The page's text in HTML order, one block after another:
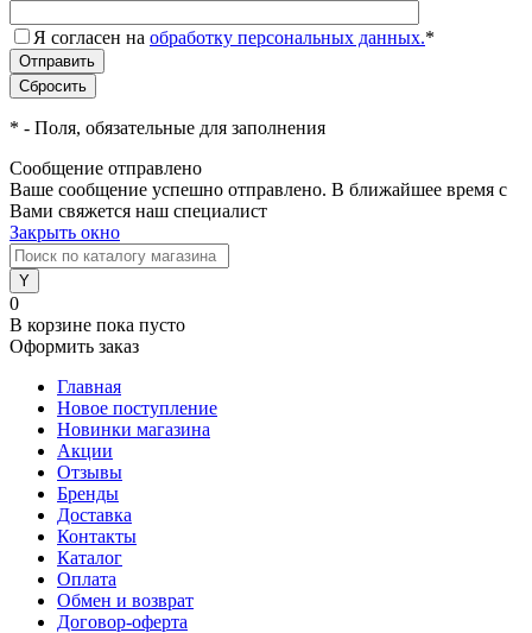
Я согласен на обработку персональных данных.*
* - Поля, обязательные для заполнения
Сообщение отправлено
Ваше сообщение успешно отправлено. В ближайшее время с
Вами свяжется наш специалист
Закрыть окно
0
В корзине пока пусто
Оформить заказ
Главная
Новое поступление
Новинки магазина
Акции
Отзывы
Бренды
Доставка
Контакты
Каталог
Оплата
Обмен и возврат
Договор-оферта